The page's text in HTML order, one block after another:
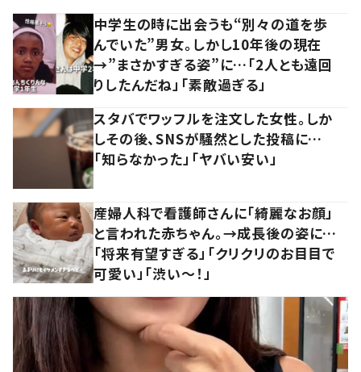
中学生の時に出会うも“別々の道を歩
んでいた”男女。しかし10年後の現在
→”まさかすぎる姿”に…「2人とも遠回
りしたんだね」「素敵過ぎる」
スタバでワッフルを注文した女性。しか
しその後、SNSが騒然とした投稿に…
「知らなかった」「ヤバい安い」
産婦人科で看護師さんに「綺麗なお顔」
と言われた赤ちゃん。→成長後の姿に…
「将来有望すぎる」「クリクリのお目目で
可愛い」「渋い～！」